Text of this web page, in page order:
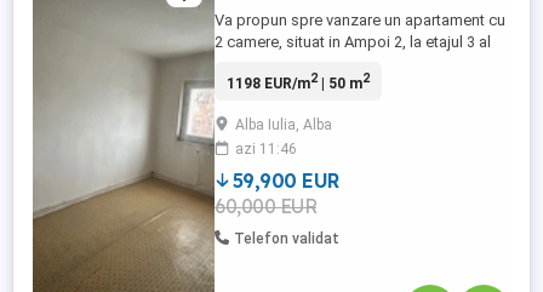
Va propun spre vanzare un apartament cu
2 camere, situat in Ampoi 2, la etajul 3 al
Apartamentul are o suprafata utila de
compartimentare practica si luminoasa.
Compartimentare: Living, dormitor,
bucatarie, baie, hol si balcon inchis.
Acesta ...
1198 EUR/m2| 50 m2
Alba Iulia, Alba
azi 11:46
59,900 EUR
60,000 EUR
Telefon validat